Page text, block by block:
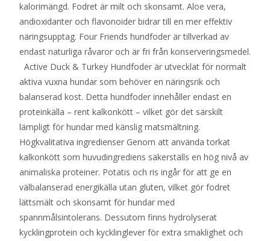
kalorimängd. Fodret är milt och skonsamt. Aloe vera,
andioxidanter och flavonoider bidrar till en mer effektiv
näringsupptag. Four Friends hundfoder är tillverkad av
endast naturliga råvaror och är fri från konserveringsmedel.
Active Duck & Turkey Hundfoder är utvecklat för normalt
aktiva vuxna hundar som behöver en näringsrik och
balanserad kost. Detta hundfoder innehåller endast en
proteinkälla – rent kalkonkött – vilket gör det särskilt
lämpligt för hundar med känslig matsmältning.
Högkvalitativa ingredienser Genom att använda torkat
kalkonkött som huvudingrediens säkerställs en hög nivå av
animaliska proteiner. Potatis och ris ingår för att ge en
välbalanserad energikälla utan gluten, vilket gör fodret
lättsmält och skonsamt för hundar med
spannmålsintolerans. Dessutom finns hydrolyserat
kycklingprotein och kycklinglever för extra smaklighet och